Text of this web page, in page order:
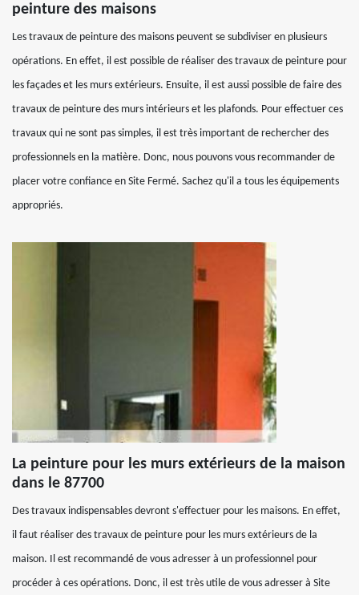
peinture des maisons
Les travaux de peinture des maisons peuvent se subdiviser en plusieurs
opérations. En effet, il est possible de réaliser des travaux de peinture pour
les façades et les murs extérieurs. Ensuite, il est aussi possible de faire des
travaux de peinture des murs intérieurs et les plafonds. Pour effectuer ces
travaux qui ne sont pas simples, il est très important de rechercher des
professionnels en la matière. Donc, nous pouvons vous recommander de
placer votre confiance en Site Fermé. Sachez qu'il a tous les équipements
appropriés.
La peinture pour les murs extérieurs de la maison
dans le 87700
Des travaux indispensables devront s'effectuer pour les maisons. En effet,
il faut réaliser des travaux de peinture pour les murs extérieurs de la
maison. Il est recommandé de vous adresser à un professionnel pour
procéder à ces opérations. Donc, il est très utile de vous adresser à Site